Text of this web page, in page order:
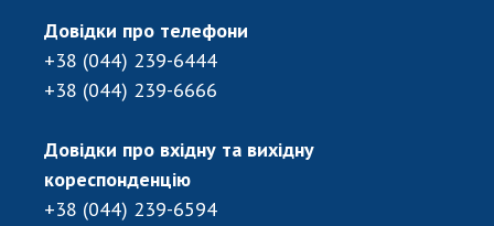
Довідки про телефони
+38 (044) 239-6444
+38 (044) 239-6666
Довідки про вхідну та вихідну
кореспонденцію
+38 (044) 239-6594